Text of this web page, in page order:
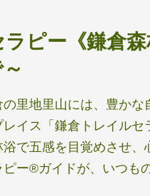
ピー《鎌倉森
里地里山には、豊かな
イス「鎌倉トレイル
で五感を目覚めさせ
ー®ガイドが、いつも